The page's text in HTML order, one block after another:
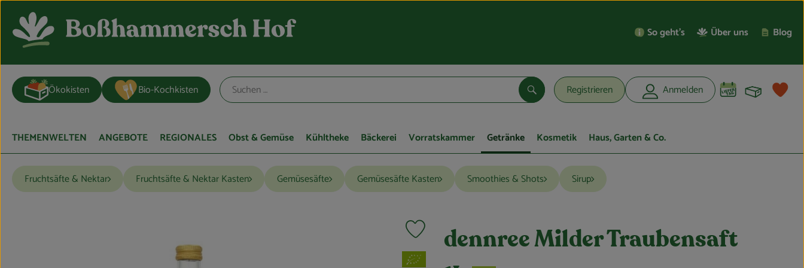
So geht’s Über uns Blog
Registrieren Anmelden
Suchen
Ökokisten Bio-Kochkisten
THEMENWELTEN ANGEBOTE REGIONALES Obst & Gemüse Kühltheke Bäckerei Vorratskammer Getränke Kosmetik Haus, Garten & Co.
Fruchtsäfte & Nektar Fruchtsäfte & Nektar Kasten Gemüsesäfte Gemüsesäfte Kasten Smoothies & Shots Sirup
dennree Milder Traubensaft
Produkt zu Favouriten hinzufügen
, Verband: